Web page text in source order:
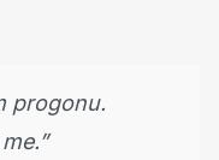
progonu.